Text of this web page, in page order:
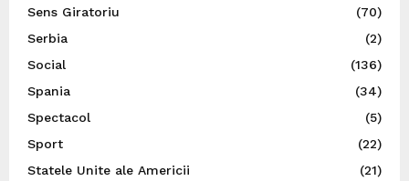
Sens Giratoriu
(70)
Serbia
(2)
Social
(136)
Spania
(34)
Spectacol
(5)
Sport
(22)
Statele Unite ale Americii
(21)